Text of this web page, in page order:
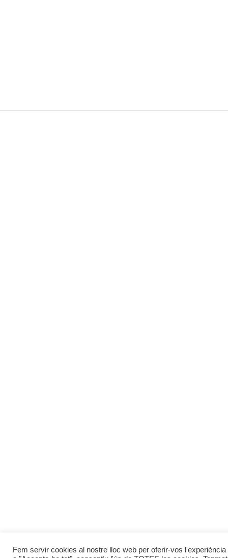
Fem servir cookies al nostre lloc web per oferir-vos